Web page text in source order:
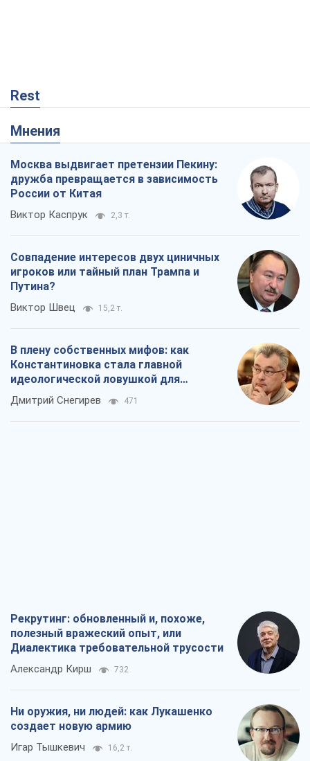
Rest
Мнения
Москва выдвигает претензии Пекину:
дружба превращается в зависимость
России от Китая
Виктор Каспрук 2,3 т.
Совпадение интересов двух циничных
игроков или тайный план Трампа и
Путина?
Виктор Швец 15,2 т.
В плену собственных мифов: как
Константиновка стала главной
идеологической ловушкой для
российских оккупантов
Дмитрий Снегирев 471
Рекрутинг: обновленный и, похоже,
полезный вражеский опыт, или
Диалектика требовательной трусости
Александр Кирш 732
Ни оружия, ни людей: как Лукашенко
создает новую армию
Игар Тышкевич 16,2 т.